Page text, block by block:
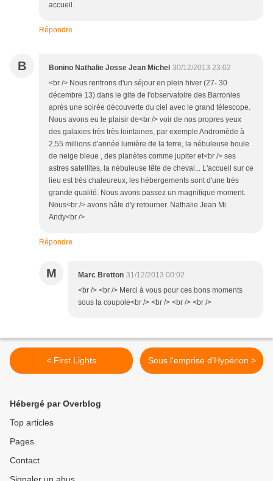
accueil.
Répondre
B Bonino Nathalie Josse Jean Michel 30/12/2013 23:02
<br /> Nous rentrons d'un séjour en plein hiver (27- 30
décembre 13) dans le gite de l'observatoire des Barronies
après une soirée découverte du ciel avec le grand télescope.
Nous avons eu le plaisir de<br /> voir de nos propres yeux
des galaxies très très lointaines, par exemple Andromède à
2,55 millions d'année lumière de la terre, la nébuleuse boule
de neige bleue , des planètes comme jupiter et<br /> ses
astres satellites, la nébuleuse tête de cheval... L'accueil sur ce
lieu est très chaleureux, les hébergements sont d'une très
grande qualité. Nous avons passez un magnifique moment.
Nous<br /> avons hâte d'y retourner. Nathalie Jean Mi
Andy<br />
Répondre
M Marc Bretton 31/12/2013 00:02
<br /> <br /> Merci à vous pour ces bons moments
sous la coupole<br /> <br /> <br /> <br />
< First Lights Sous l'emprise d'Hypérion >
Hébergé par Overblog
Top articles
Pages
Contact